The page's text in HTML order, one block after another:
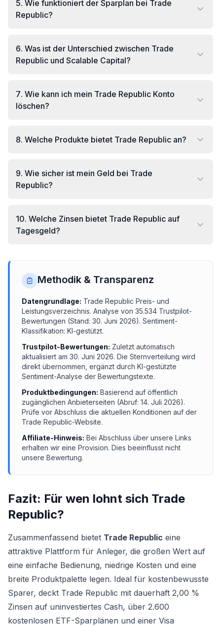
5. Wie funktioniert der Sparplan bei Trade
Republic?
6. Was ist der Unterschied zwischen Trade
Republic und Scalable Capital?
7. Wie kann ich mein Trade Republic Konto
löschen?
8. Welche Produkte bietet Trade Republic an?
9. Wie sicher ist mein Geld bei Trade
Republic?
10. Welche Zinsen bietet Trade Republic auf
Tagesgeld?
Methodik & Transparenz
Datengrundlage: Trade Republic Preis- und
Leistungsverzeichnis. Analyse von 35.534 Trustpilot-
Bewertungen (Stand: 30. Juni 2026). Sentiment-
Klassifikation: KI-gestützt.
Trustpilot-Bewertungen: Zuletzt automatisch
aktualisiert am 30. Juni 2026. Die Sternverteilung wird
direkt übernommen, ergänzt durch KI-gestützte
Sentiment-Analyse der Bewertungstexte.
Produktbedingungen: Basierend auf öffentlich
zugänglichen Anbieterseiten (Abruf: 14. Juli 2026).
Prüfe vor Abschluss die aktuellen Konditionen auf der
Trade Republic-Website.
Affiliate-Hinweis: Bei Abschluss über unsere Links
erhalten wir eine Provision. Dies beeinflusst nicht
unsere Bewertung.
Fazit: Für wen lohnt sich Trade
Republic?
Zusammenfassend bietet Trade Republic eine
attraktive Plattform für Anleger, die großen Wert auf
eine einfache Bedienung, niedrige Kosten und eine
breite Produktpalette legen. Ideal für kostenbewusste
Sparer, deckt Trade Republic mit dauerhaft 2,00 %
Zinsen auf uninvestiertes Cash, über 2.600
kostenlosen ETF-Sparplänen und einer Visa